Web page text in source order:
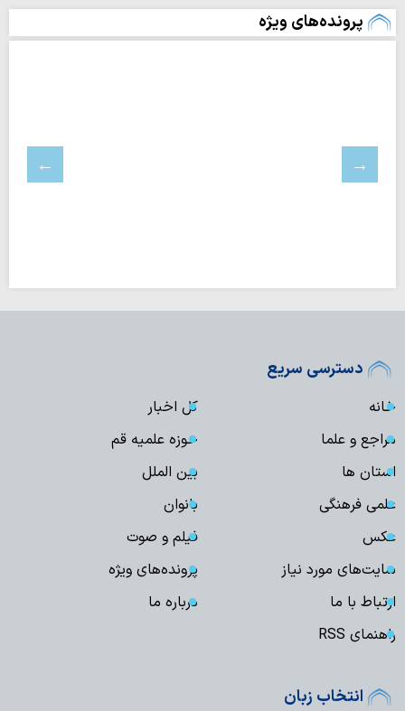
پرونده‌های ویژه
دسترسی سریع
خانه
کل اخبار
مراجع و علما
حوزه علمیه قم
استان ها
بین الملل
علمی فرهنگی
بانوان
عکس
فیلم و صوت
سایت‌های مورد نیاز
پرونده‌های ویژه
ارتباط با ما
درباره ما
راهنمای RSS
انتخاب زبان